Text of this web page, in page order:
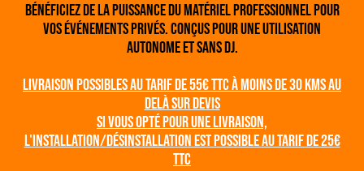
Bénéficiez de la puissance du matériel professionnel pour
vos événements privés. conçus pour une utilisation
autonome et sans DJ.
livraison possibles au tarif de 55€ TTC à moins de 30 KmS au
delà sur devis
Si vous opté pour une livraison,
l'Installation/désinstallation est possible au tarif de 25€
TTC